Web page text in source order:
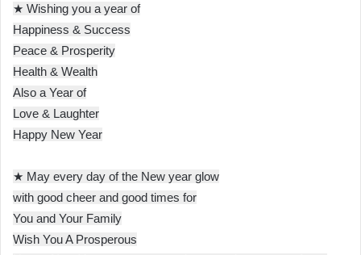
★ Wishing you a year of
Happiness & Success
Peace & Prosperity
Health & Wealth
Also a Year of
Love & Laughter
Happy New Year
★ May every day of the New year glow
with good cheer and good times for
You and Your Family
Wish You A Prosperous